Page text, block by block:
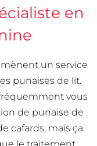
en
un service
punaises de lit.
vous
de punaise de
cafards, mais ça